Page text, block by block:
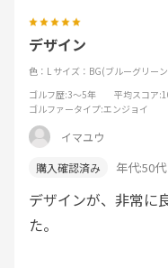
デザイン
色：L サイズ：BG(ブルーグリー
ゴルフ歴:3～5年 平均スコア
ゴルファータイプ:エンジョイ
イマユウ
年代:50代
デザインが、非常に
た。